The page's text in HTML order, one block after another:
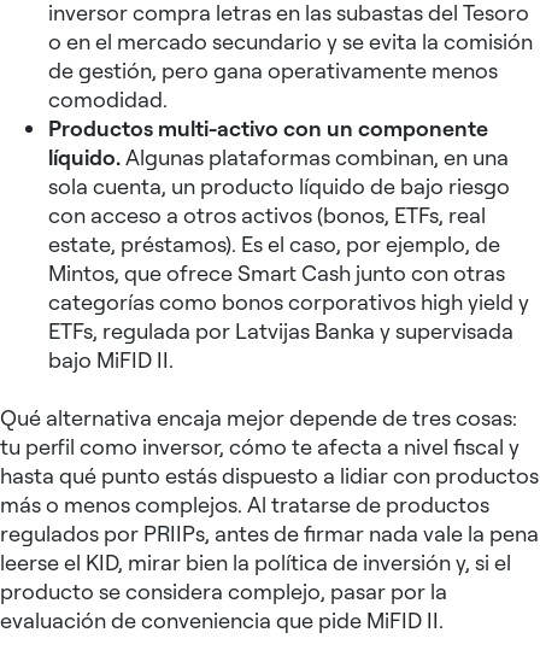
inversor compra letras en las subastas del Tesoro
o en el mercado secundario y se evita la comisión
de gestión, pero gana operativamente menos
comodidad.
Productos multi-activo con un componente
líquido.Algunas plataformas combinan, en una
sola cuenta, un producto líquido de bajo riesgo
con acceso a otros activos (bonos, ETFs, real
estate, préstamos). Es el caso, por ejemplo, de
Mintos, que ofrece Smart Cash junto con otras
categorías como bonos corporativos high yield y
ETFs, regulada por Latvijas Banka y supervisada
bajo MiFID II.
Qué alternativa encaja mejor depende de tres cosas:
tu perfil como inversor, cómo te afecta a nivel fiscal y
hasta qué punto estás dispuesto a lidiar con productos
más o menos complejos. Al tratarse de productos
regulados por PRIIPs, antes de firmar nada vale la pena
leerse el KID, mirar bien la política de inversión y, si el
producto se considera complejo, pasar por la
evaluación de conveniencia que pide MiFID II.